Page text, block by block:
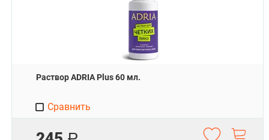
Раствор ADRIA Plus 60 мл.
Сравнить